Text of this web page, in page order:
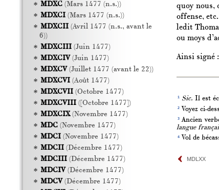
quoy nous,
offense,
ledit
ou moys
Ainsi signé
1 Sic. Il est
2Voyez ci-
3Ancien
langue
4Vol de
MDLXX
MDXC(Mars 1477 (n.s.))
MDXCI(Mars 1477 (n.s.))
MDXCII(Avril 1477 (n.s., avant le
6))
MDXCIII(Juin 1477)
MDXCIV(Juin 1477)
MDXCV(Juillet 1477 (avant le 22))
MDXCVI(Août 1477)
MDXCVII(Octobre 1477)
MDXCVIII([Octobre 1477])
MDXCIX(Novembre 1477)
MDC(Novembre 1477)
MDCI(Novembre 1477)
MDCII(Décembre 1477)
MDCIII(Décembre 1477)
MDCIV(Décembre 1477)
MDCV(Décembre 1477)